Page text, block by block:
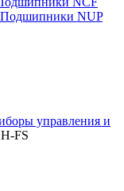
Подшипники NUP
управления и
FS